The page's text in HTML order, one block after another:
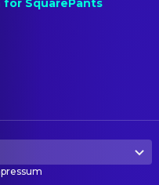
for SquarePants